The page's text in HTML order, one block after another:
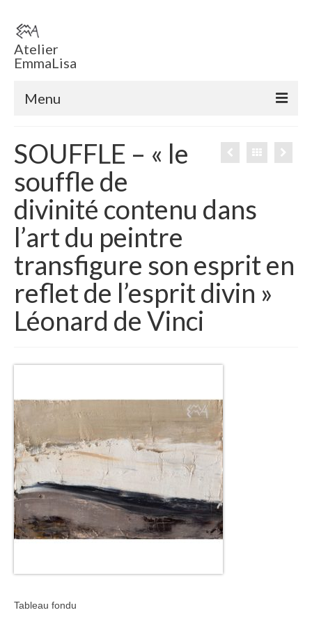
Atelier
EmmaLisa
Menu
Boutique en ligne
Tableaux
Sculptures
ECHEC EMMA ‘ T
Voiles
Sculptures éclairées
SOUFFLE – « le
souffle de
divinité contenu dans
l’art du peintre
transfigure son esprit en
reflet de l’esprit divin »
Léonard de Vinci
Tableau fondu